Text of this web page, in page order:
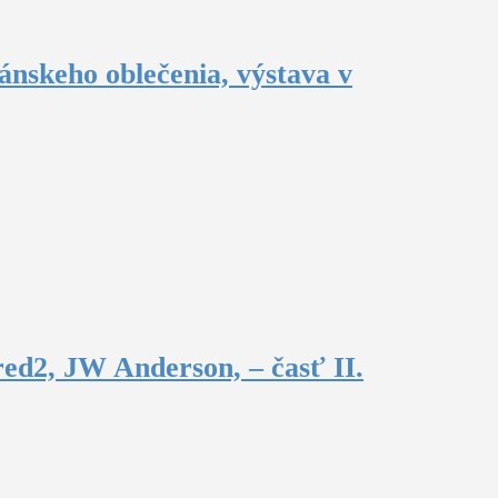
oblečenia, výstava v
JW Anderson, – časť II.